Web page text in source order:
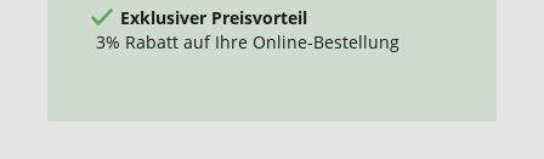
Exklusiver Preisvorteil
3% Rabatt auf Ihre Online-Bestellung